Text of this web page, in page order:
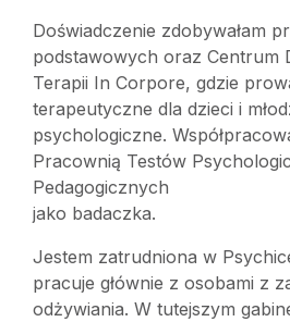
Doświadczenie zdobywałam
podstawowych oraz Centrum
Terapii In Corpore, gdzie
terapeutyczne dla dzieci i
psychologiczne.
Pracownią Testów
Pedagogicznych
jako badaczka.
Jestem zatrudniona w
pracuje głównie z osobami z
odżywiania. W tutejszym